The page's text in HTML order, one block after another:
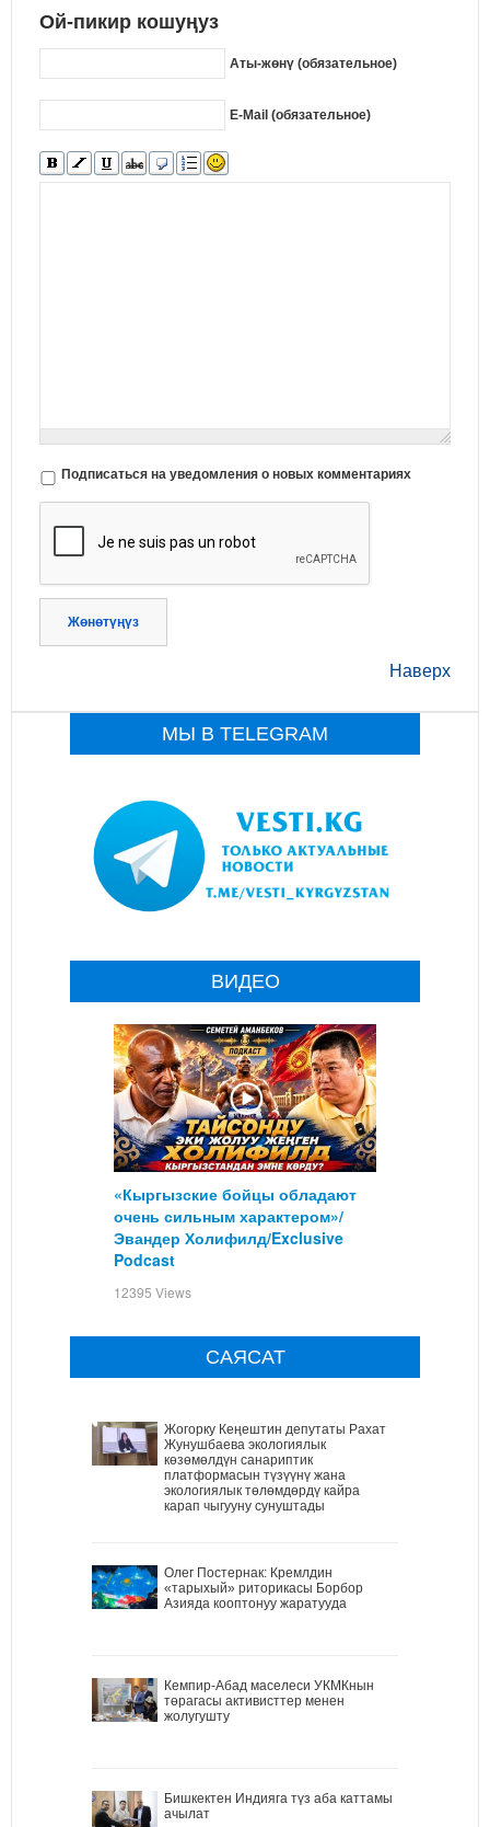
Ой-пикир кошуңуз
Аты-жөнү (обязательное)
E-Mail (обязательное)
Подписаться на уведомления о новых комментариях
Жөнөтүңүз
Наверх
МЫ В TELEGRAM
ВИДЕО
«Кыргызские бойцы обладают
очень сильным характером»/
Эвандер Холифилд/Exclusive
Podcast
12395 Views
САЯСАТ
Жогорку Кеңештин депутаты Рахат
Жунушбаева экологиялык
көзөмөлдүн санариптик
платформасын түзүүнү жана
экологиялык төлөмдөрдү кайра
карап чыгууну сунуштады
Олег Постернак: Кремлдин
«тарыхый» риторикасы Борбор
Азияда кооптонуу жаратууда
Кемпир-Абад маселеси УКМКнын
төрагасы активисттер менен
жолугушту
Бишкектен Индияга түз аба каттамы
ачылат